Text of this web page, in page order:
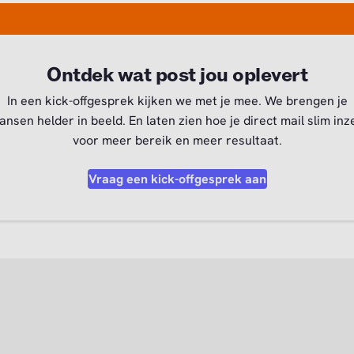
Ontdek wat post jou oplevert
In een kick-offgesprek kijken we met je mee. We brengen je
helder in beeld. En laten zien hoe je direct mail slim
voor meer bereik en meer resultaat.
Vraag een kick-offgesprek aan